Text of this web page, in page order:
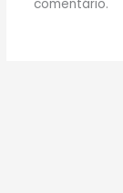
comentário.